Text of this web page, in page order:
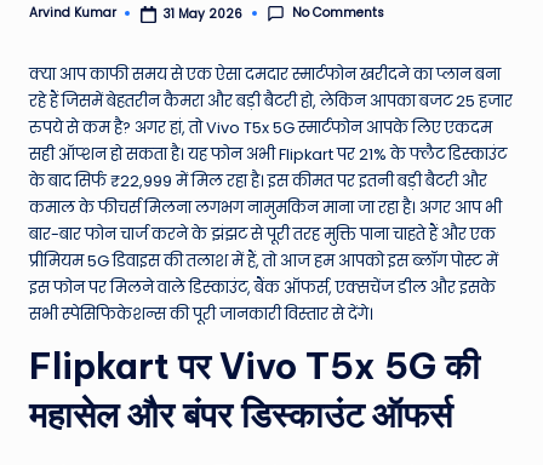
e
N
e
w
s
A
ro
u
d
T
Posted
Arvind Kumar 31 May 2026 No Comments
क्या आप काफी समय से एक ऐसा दमदार स्मार्टफोन खरीदने का प्लान बना
रहे हैं जिसमें बेहतरीन कैमरा और बड़ी बैटरी हो, लेकिन आपका बजट 25 हजार
रुपये से कम है? अगर हां, तो Vivo T5x 5G स्मार्टफोन आपके लिए एकदम
सही ऑप्शन हो सकता है। यह फोन अभी Flipkart पर 21% के फ्लैट डिस्काउंट
के बाद सिर्फ ₹22,999 में मिल रहा है। इस कीमत पर इतनी बड़ी बैटरी और
कमाल के फीचर्स मिलना लगभग नामुमकिन माना जा रहा है। अगर आप भी
बार-बार फोन चार्ज करने के झंझट से पूरी तरह मुक्ति पाना चाहते हैं और एक
प्रीमियम 5G डिवाइस की तलाश में हैं, तो आज हम आपको इस ब्लॉग पोस्ट में
इस फोन पर मिलने वाले डिस्काउंट, बैंक ऑफर्स, एक्सचेंज डील और इसके
सभी स्पेसिफिकेशन्स की पूरी जानकारी विस्तार से देंगे।
Flipkart पर Vivo T5x 5G की
महासेल और बंपर डिस्काउंट ऑफर्स